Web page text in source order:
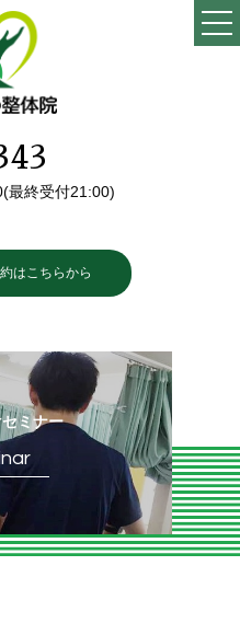
最終受付21:00)
はこちらから
ミナー